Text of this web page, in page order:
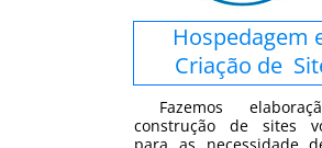
Hospedagem
Criação de
Fazemos
construção de sites